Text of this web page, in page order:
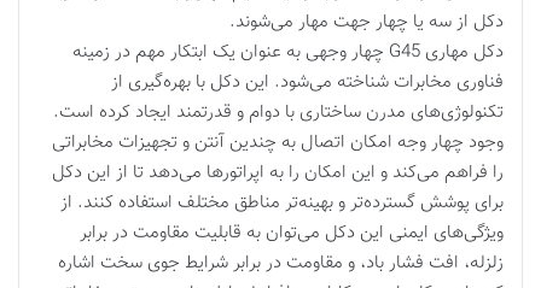
دکل از سه یا چهار جهت مهار می‌شوند.
دکل مهاری G45 چهار وجهی به عنوان یک ابتکار مهم در زمینه
فناوری مخابرات شناخته می‌شود. این دکل با بهره‌گیری از
تکنولوژی‌های مدرن ساختاری با دوام و قدرتمند ایجاد کرده است.
وجود چهار وجه امکان اتصال به چندین آنتن و تجهیزات مخابراتی
را فراهم می‌کند و این امکان را به اپراتورها می‌دهد تا از این دکل
برای پوشش گسترده‌تر و بهینه‌تر مناطق مختلف استفاده کنند. از
ویژگی‌های ایمنی این دکل می‌توان به قابلیت مقاومت در برابر
زلزله، افت فشار باد، و مقاومت در برابر شرایط جوی سخت اشاره